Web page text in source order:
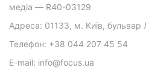
медіа — R40-03129
Адреса: 01133, м. Київ, бульвар
Телефон: +38 044 207 45 54
E-mail: info@focus.ua